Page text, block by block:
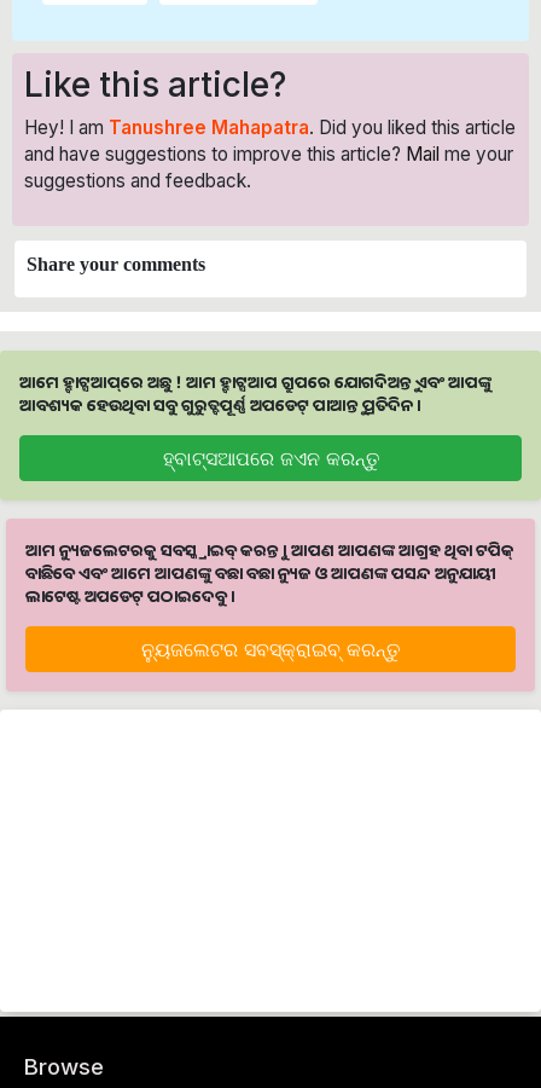
Like this article?
Hey! I am Tanushree Mahapatra. Did you liked this article
and have suggestions to improve this article? Mail me your
suggestions and feedback.
Share your comments
ଆମେ ହ୍ବାଟ୍ସଆପ୍‌ରେ ଅଛୁ ! ଆମ ହ୍ବାଟ୍ସଆପ ଗ୍ରୁପରେ ଯୋଗଦିଅନ୍ତୁ ଏବଂ ଆପଙ୍କୁ
ଆବଶ୍ୟକ ହେଉଥିବା ସବୁ ଗୁରୁତ୍ବପୂର୍ଣ୍ଣ ଅପଡେଟ୍‌ ପାଆନ୍ତୁ ପ୍ରତିଦିନ ।
ହ୍ବାଟ୍ସଆପରେ ଜଏନ କରନ୍ତୁ
ଆମ ନ୍ୟୁଜଲେଟରକୁ ସବସ୍କ୍ରାଇବ୍ କରନ୍ତୁ । ଆପଣ ଆପଣଙ୍କ ଆଗ୍ରହ ଥିବା ଟପିକ୍‌
ବାଛିବେ ଏବଂ ଆମେ ଆପଣଙ୍କୁ ବଛା ବଛା ନ୍ୟୁଜ ଓ ଆପଣଙ୍କ ପସନ୍ଦ ଅନୁଯାୟୀ
ଲାଟେଷ୍ଟ ଅପଡେଟ୍‌ ପଠାଇଦେବୁ ।
ନ୍ୟୁଜଲେଟର ସବସ୍କ୍ରାଇବ୍‌ କରନ୍ତୁ
Browse